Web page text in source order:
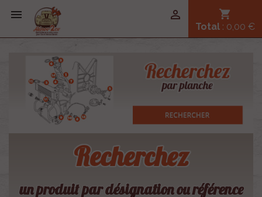
 shopping_cart
Total : 0,00 €

Recherchez
un produit par désignation ou référence